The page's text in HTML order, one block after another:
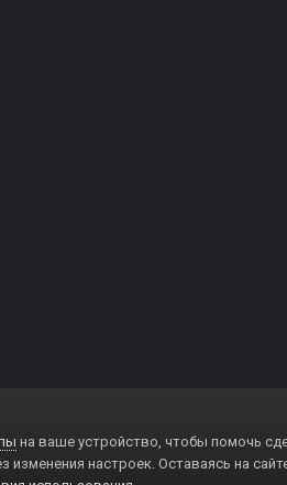
на ваше устройство, чтобы помочь
изменения настроек. Оставаясь на